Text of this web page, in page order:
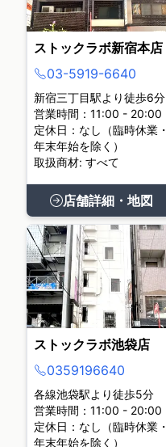
ストックラボ新宿本店
03-5919-6640
新宿三丁目駅より徒歩6分
営業時間：11:00 - 20:00
定休日：なし（臨時休業・
年末年始を除く）
取扱商材: すべて
店舗詳細・地図
ストックラボ池袋店
0359196640
各線池袋駅より徒歩5分
営業時間：11:00 - 20:00
定休日：なし（臨時休業・
年末年始を除く）